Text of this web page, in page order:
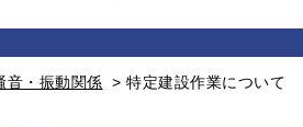
音・振動関係 > 特定建設作業について